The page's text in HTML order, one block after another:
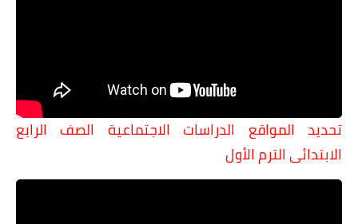
تحديد المواقع الدراسات الاجتماعية الصف الرابع
الابتدائى الترم الأول